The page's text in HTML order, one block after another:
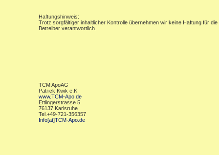
Haftungshinweis:
Trotz sorgfältiger inhaltlicher Kontrolle übernehmen wir keine Haftung für
Betreiber verantwortlich.
TCM ApoAG
Patrick Kwik e.K.
www.TCM-Apo.de
Ettlingerstrasse 5
76137 Karlsruhe
Tel.+49-721-356357
Info[at]TCM-Apo.de